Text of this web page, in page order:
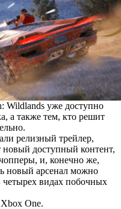
Wildlands уже доступно
а также тем, кто решит
релизный трейлер,
новый доступный контент,
и, конечно же,
новый арсенал можно
четырех видах побочных
One.